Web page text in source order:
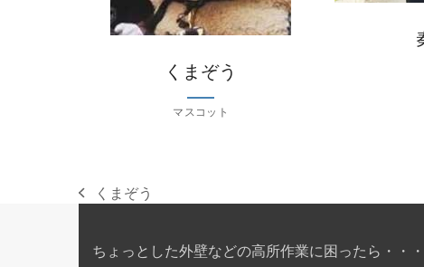
くまぞう
マスコット
previous
くまぞう
ちょっとした外壁などの高所作業に困ったら・・・